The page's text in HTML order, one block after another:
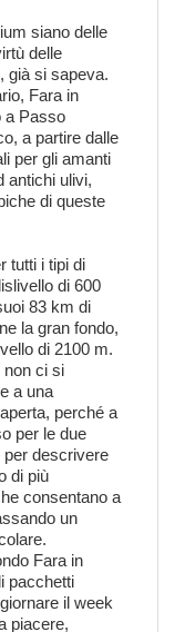
siano delle
delle
già si sapeva.
Fara in
a Passo
a partire dalle
per gli amanti
antichi ulivi,
di queste
tutti i tipi di
di 600
83 km di
la gran fondo,
di 2100 m.
non ci si
a una
perché a
per le due
per descrivere
di più
consentano a
un
Fara in
pacchetti
il week
piacere,